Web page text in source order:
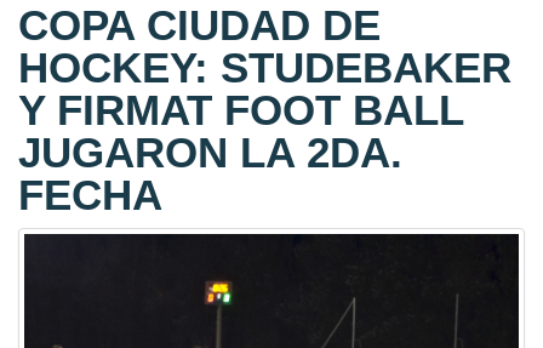
COPA CIUDAD DE
HOCKEY: STUDEBAKER
Y FIRMAT FOOT BALL
JUGARON LA 2DA.
FECHA